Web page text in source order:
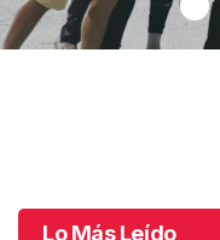
Lo Más Leído